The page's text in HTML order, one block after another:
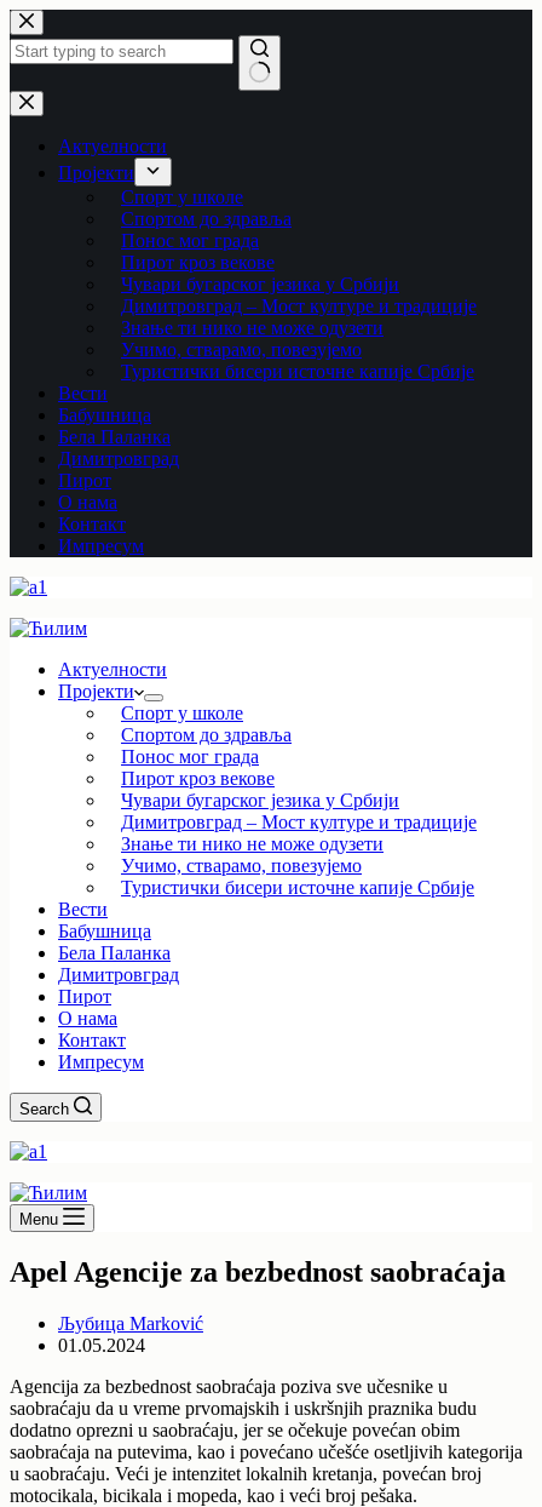
Skip
to
content
No
results
Актуелности
Пројекти
Спорт у школе
Спортом до здравља
Понос мог града
Пирот кроз векове
Чувари бугарског језика у Србији
Димитровград – Мост културе и традиције
Знање ти нико не може одузети
Учимо, стварамо, повезујемо
Туристички бисери источне капије Србије
Вести
Бабушница
Бела Паланка
Димитровград
Пирот
О нама
Контакт
Импресум
Актуелности
Пројекти
Спорт у школе
Спортом до здравља
Понос мог града
Пирот кроз векове
Чувари бугарског језика у Србији
Димитровград – Мост културе и традиције
Знање ти нико не може одузети
Учимо, стварамо, повезујемо
Туристички бисери источне капије Србије
Вести
Бабушница
Бела Паланка
Димитровград
Пирот
О нама
Контакт
Импресум
Search
Menu
Apel Agencije za bezbednost saobraćaja
Љубица Marković
01.05.2024
Agencija za bezbednost saobraćaja poziva sve učesnike u
saobraćaju da u vreme prvomajskih i uskršnjih praznika budu
dodatno oprezni u saobraćaju, jer se očekuje povećan obim
saobraćaja na putevima, kao i povećano učešće osetljivih kategorija
u saobraćaju. Veći je intenzitet lokalnih kretanja, povećan broj
motocikala, bicikala i mopeda, kao i veći broj pešaka.